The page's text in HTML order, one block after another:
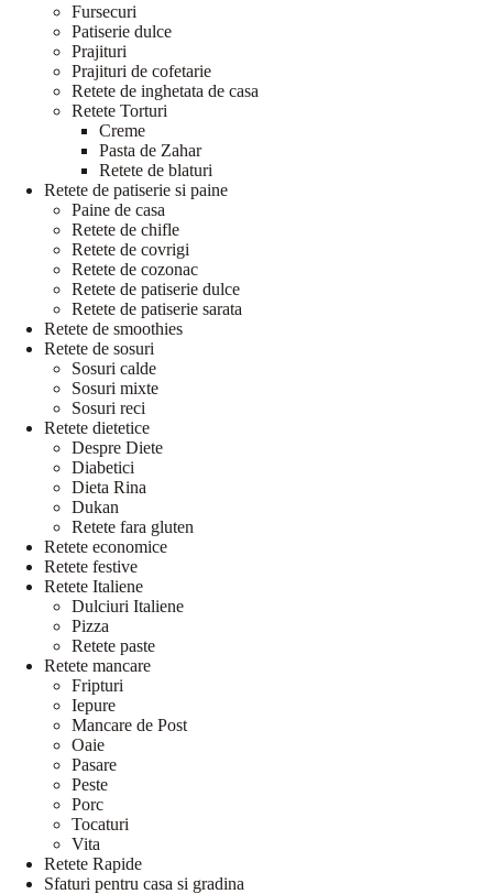
Fursecuri
Patiserie dulce
Prajituri
Prajituri de cofetarie
Retete de inghetata de casa
Retete Torturi
Creme
Pasta de Zahar
Retete de blaturi
Retete de patiserie si paine
Paine de casa
Retete de chifle
Retete de covrigi
Retete de cozonac
Retete de patiserie dulce
Retete de patiserie sarata
Retete de smoothies
Retete de sosuri
Sosuri calde
Sosuri mixte
Sosuri reci
Retete dietetice
Despre Diete
Diabetici
Dieta Rina
Dukan
Retete fara gluten
Retete economice
Retete festive
Retete Italiene
Dulciuri Italiene
Pizza
Retete paste
Retete mancare
Fripturi
Iepure
Mancare de Post
Oaie
Pasare
Peste
Porc
Tocaturi
Vita
Retete Rapide
Sfaturi pentru casa si gradina